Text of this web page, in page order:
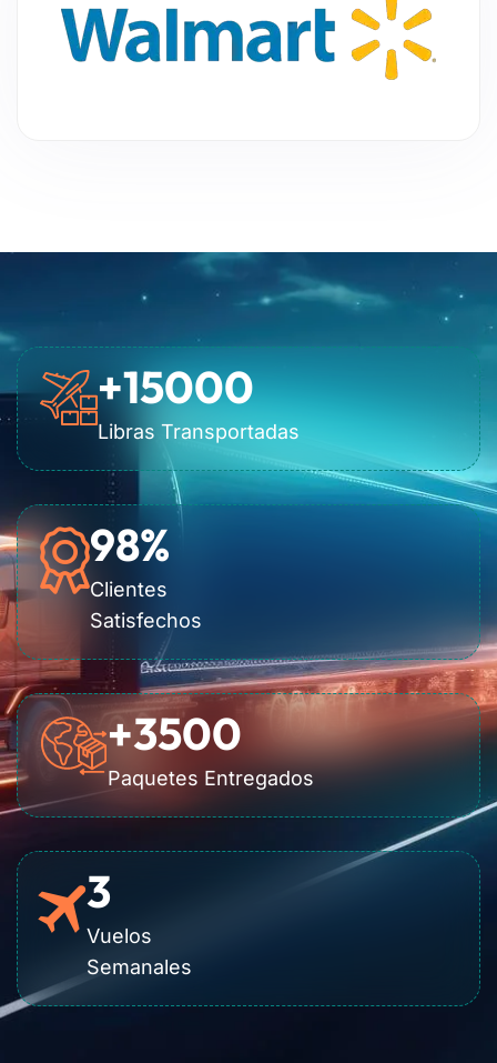
+15000
Libras Transportadas
98%
Clientes
Satisfechos
+3500
Paquetes Entregados
3
Vuelos
Semanales